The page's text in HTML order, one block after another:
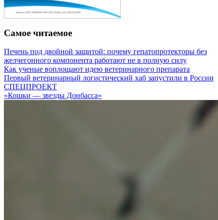
Самое читаемое
Печень под двойной защитой: почему гепатопротекторы без
желчегонного компонента работают не в полную силу
Как ученые воплощают идею ветеринарного препарата
Первый ветеринарный логистический хаб запустили в России
СПЕЦПРОЕКТ
«Кошки — звезды Донбасса»